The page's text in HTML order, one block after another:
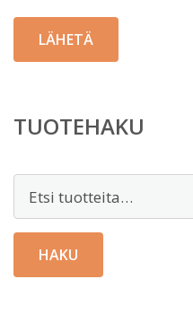
TUOTEHAKU
HAKU